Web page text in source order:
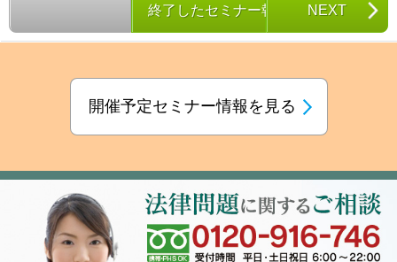
終了したセミナー報告一覧NEXT
開催予定セミナー情報を見る